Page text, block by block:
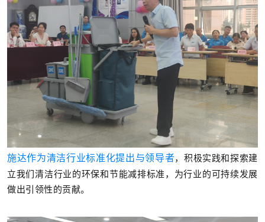
施达作为清洁行业标准化提出与领导者，积极实践和探索建
立我们清洁行业的环保和节能减排标准，为行业的可持续发展
做出引领性的贡献。